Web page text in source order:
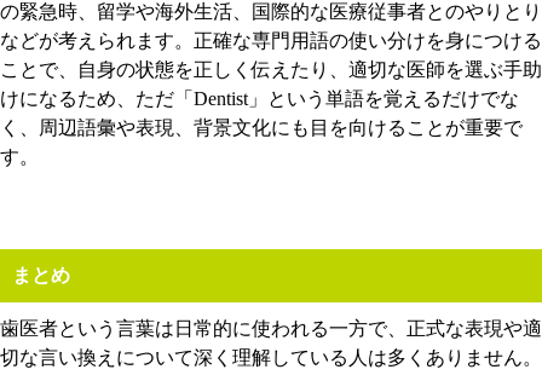
の緊急時、留学や海外生活、国際的な医療従事者とのやりとり
などが考えられます。正確な専門用語の使い分けを身につける
ことで、自身の状態を正しく伝えたり、適切な医師を選ぶ手助
けになるため、ただ「Dentist」という単語を覚えるだけでな
く、周辺語彙や表現、背景文化にも目を向けることが重要で
す。
まとめ
歯医者という言葉は日常的に使われる一方で、正式な表現や適
切な言い換えについて深く理解している人は多くありません。